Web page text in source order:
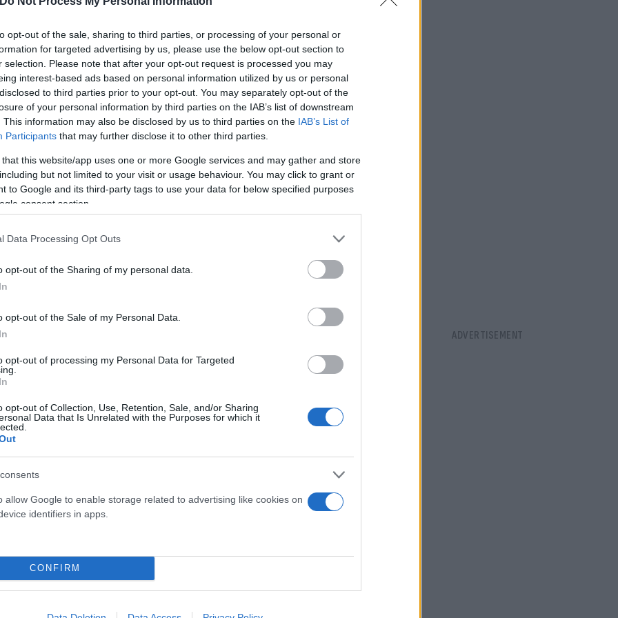
opt-out of the sale, sharing to third parties, or processing of your personal or
for targeted advertising by us, please use the below opt-out section to
selection. Please note that after your opt-out request is processed you may
interest-based ads based on personal information utilized by us or personal
to third parties prior to your opt-out. You may separately opt-out of the
of your personal information by third parties on the IAB’s list of downstream
This information may also be disclosed by us to third parties on the IAB’s List of
Participants that may further disclose it to other third parties.
that this website/app uses one or more Google services and may gather and store
but not limited to your visit or usage behaviour. You may click to grant or
to Google and its third-party tags to use your data for below specified purposes
consent section.
Data Processing Opt Outs
opt-out of the Sharing of my personal data.
opt-out of the Sale of my Personal Data.
opt-out of processing my Personal Data for Targeted
opt-out of Collection, Use, Retention, Sale, and/or Sharing
Data that Is Unrelated with the Purposes for which it
allow Google to enable storage related to advertising like cookies on
identifiers in apps.
CONFIRM
πρόβλημα», ανέφερε, καλώντας την κυβέρνηση «να σταθεί
αδύναμη να αντιμετωπίσει το πρόβλημα», σημείωσε η
Αριστεράς Αλέξης Χαρίτσης από το βήμα, εκφράζοντας τον
πως «το πρόβλημα δεν λύνεται με αόριστες
κρυβόμαστε πίσω από το δάχτυλο μας. Οι αθλητικοί χώροι
ομάδων τυφλής βίας», όπως ανέφερε.
αφού εξέφρασε τον αποτροπιασμό του για το χθεσινό
του αστυνομικού, σημείωσε ότι στο ερώτημα αν θα πρέπει
η απάντηση της κυβέρνησης είναι και με τα δύο.
των πρωτοβουλιών που έχει αναλάβει η κυβέρνηση
πάντως από την πλευρά του ο κοινοβουλευτικός